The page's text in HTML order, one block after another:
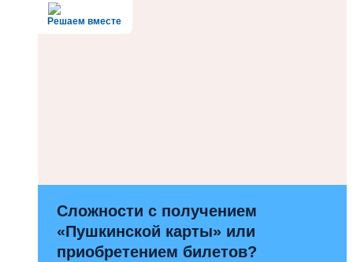
Решаем вместе
Сложности с получением
«Пушкинской карты» или
приобретением билетов?